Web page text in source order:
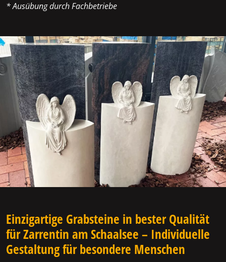
* Ausübung durch Fachbetriebe
Einzigartige Grabsteine in bester Qualität
für Zarrentin am Schaalsee – Individuelle
Gestaltung für besondere Menschen